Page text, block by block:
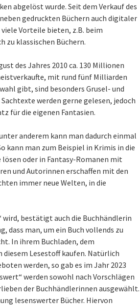
abgelöst wurde. Seit dem Verkauf des
gedruckten Büchern auch digitaler
Vorteile bieten, z.B. beim
zu klassischen Büchern.
des Jahres 2010 ca. 130 Millionen
mit rund fünf Milliarden
gibt, sind besonders Grusel- und
werden gerne gelesen, jedoch
für die eigenen Fantasien.
anderem kann man dadurch einmal
kann man zum Beispiel in Krimis in die
oder in Fantasy-Romanen mit
und Autorinnen erschaffen mit den
immer neue Welten, in die
wird, bestätigt auch die Buchhändlerin
dass man, um ein Buch vollends zu
In ihrem Buchladen, dem
diesem Lesestoff kaufen. Natürlich
werden, so gab es im Jahr 2023
werden sowohl nach Vorschlägen
der Buchhändlerinnen ausgewählt.
lesenswerter Bücher. Hiervon